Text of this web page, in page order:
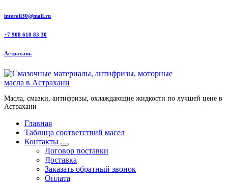
Перейти
содержанию
interoil30@mail.ru
+7 908 610 83 30
Астрахань
Масла, смазки, антифризы, охлаждающие жидкости по лучшей цене в
Астрахани
Главная
Таблица соответствий масел
Контакты
Договор поставки
Доставка
Заказать обратный звонок
Оплата